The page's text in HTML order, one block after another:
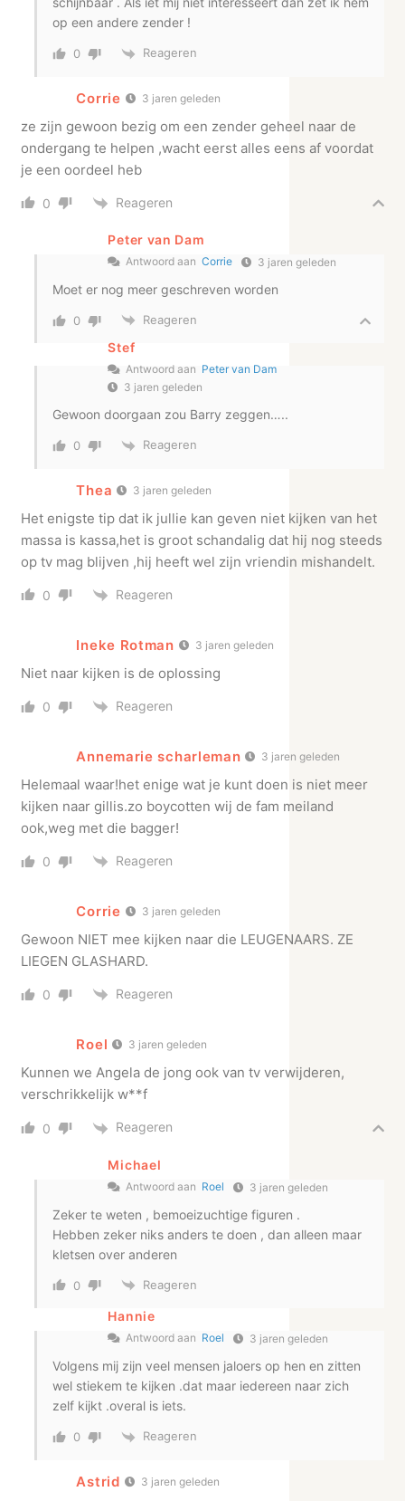
op een andere zender !
0 Reageren
Corrie 3 jaren geleden
ze zijn gewoon bezig om een zender geheel naar de
ondergang te helpen ,wacht eerst alles eens af voordat
je een oordeel heb
0 Reageren
Peter van Dam
Antwoord aanCorrie 3 jaren geleden
Moet er nog meer geschreven worden
0 Reageren
Stef
Antwoord aan Peter van Dam
3 jaren geleden
Gewoon doorgaan zou Barry zeggen…..
0 Reageren
Thea 3 jaren geleden
Het enigste tip dat ik jullie kan geven niet kijken van het
massa is kassa,het is groot schandalig dat hij nog steeds
op tv mag blijven ,hij heeft wel zijn vriendin mishandelt.
0 Reageren
Ineke Rotman 3 jaren geleden
Niet naar kijken is de oplossing
0 Reageren
Annemarie scharleman 3 jaren geleden
Helemaal waar!het enige wat je kunt doen is niet meer
kijken naar gillis.zo boycotten wij de fam meiland
ook,weg met die bagger!
0 Reageren
Corrie 3 jaren geleden
Gewoon NIET mee kijken naar die LEUGENAARS. ZE
LIEGEN GLASHARD.
0 Reageren
Roel 3 jaren geleden
Kunnen we Angela de jong ook van tv verwijderen,
verschrikkelijk w**f
0 Reageren
Michael
Antwoord aan Roel 3 jaren geleden
Zeker te weten , bemoeizuchtige figuren .
Hebben zeker niks anders te doen , dan alleen maar
kletsen over anderen
0 Reageren
Hannie
Antwoord aan Roel 3 jaren geleden
Volgens mij zijn veel mensen jaloers op hen en zitten
wel stiekem te kijken .dat maar iedereen naar zich
zelf kijkt .overal is iets.
0 Reageren
Astrid 3 jaren geleden